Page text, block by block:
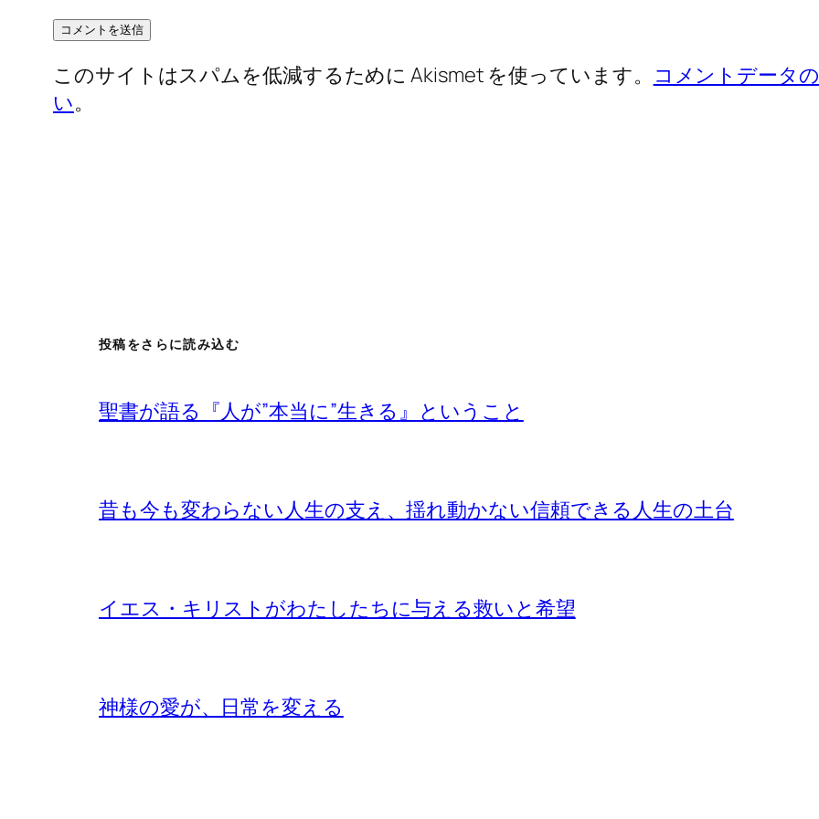
このサイトはスパムを低減するために Akismet を使っています。 コメントデータ
い。
投稿をさらに読み込む
聖書が語る『人が”本当に”生きる』ということ
昔も今も変わらない人生の支え、揺れ動かない信頼できる人生の土台
イエス・キリストがわたしたちに与える救いと希望
神様の愛が、日常を変える